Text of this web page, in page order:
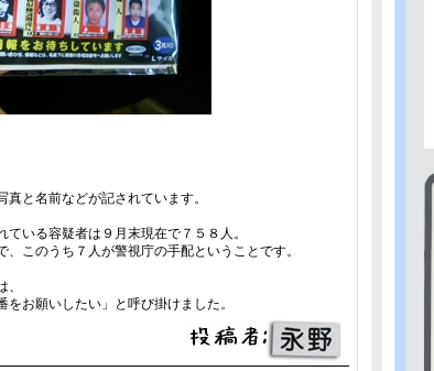
と名前などが記されています。
いる容疑者は９月末現在で７５８人。
このうち７人が警視庁の手配ということです。
をお願いしたい」と呼び掛けました。